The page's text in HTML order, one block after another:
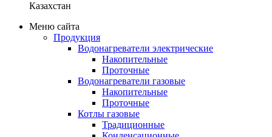
Казахстан
Меню сайта
Продукция
Водонагреватели электрические
Накопительные
Проточные
Водонагреватели газовые
Накопительные
Проточные
Котлы газовые
Традиционные